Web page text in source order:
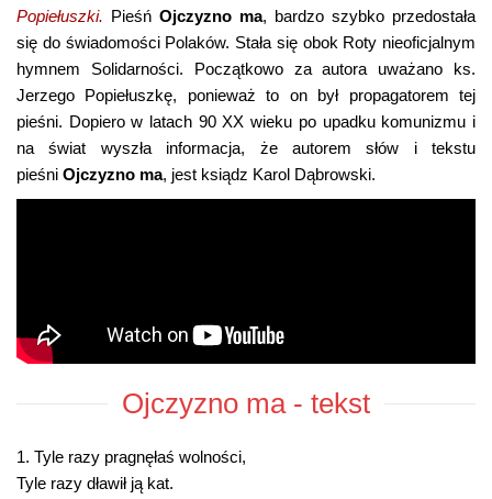
Popiełuszki. Pieśń Ojczyzno ma, bardzo szybko przedostała
się do świadomości Polaków. Stała się obok Roty nieoficjalnym
hymnem Solidarności. Początkowo za autora uważano ks.
Jerzego Popiełuszkę, ponieważ to on był propagatorem tej
pieśni. Dopiero w latach 90 XX wieku po upadku komunizmu i
na świat wyszła informacja, że autorem słów i tekstu
pieśni Ojczyzno ma, jest ksiądz Karol Dąbrowski.
Ojczyzno ma - tekst
1. Tyle razy pragnęłaś wolności,
Tyle razy dławił ją kat.